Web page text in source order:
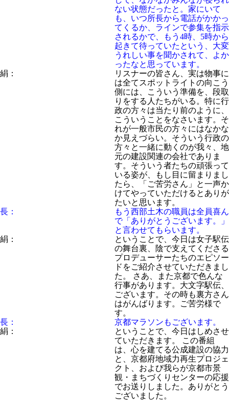
ない状態だったと。家にいて
も、いつ所長から電話がかかっ
てくるか、ラインで参集を指示
されるかで、もう4時、5時から
起きて待っていたという、大変
うれしい事を聞かされて、よか
ったなと思っています。
絹：
リスナーの皆さん、実は物事に
は全てスポットライトの向こう
側には、こういう準備を、段取
りをする人たちがいる。特に行
政の方々は当たり前のように、
こういうことをなさいます。そ
れが一般市民の方々にはなかな
か見えづらい。そういう行政の
方々と一緒に動くのが我々、地
元の建設関連の会社でありま
す。そういう者たちの頑張って
いる姿が、もし目に留まりまし
たら、「ご苦労さん」と一声か
けてやっていただけるとありが
たいと思います。
長：
もう西部土木の職員は全員喜ん
で「ありがとうございます。」
と言わせてもらいます。
絹：
ということで、今日は女子駅伝
の舞台裏、陰で支えてくださる
プロデューサーたちのエピソー
ドをご紹介させていただきまし
た。 さあ、また京都で色んな
行事があります。大文字駅伝、
ございます。その時も裏方さん
はがんばります。ご苦労様で
す。
長：
京都マラソンもございます。
絹：
ということで、今日はしめさせ
ていただきます。 この番組
は、心を建てる公成建設の協力
と、京都府地域力再生プロジェ
クト、および我らが京都市景
観・まちづくりセンターの応援
でお送りしました。ありがとう
ございました。